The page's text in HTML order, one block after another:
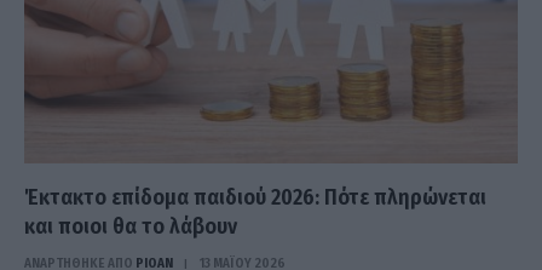
Έκτακτο επίδομα παιδιού 2026: Πότε πληρώνεται
και ποιοι θα το λάβουν
ΑΝΑΡΤΗΘΗΚΕ ΑΠΟ PIOAN 13 ΜΑΪ́ΟΥ 2026